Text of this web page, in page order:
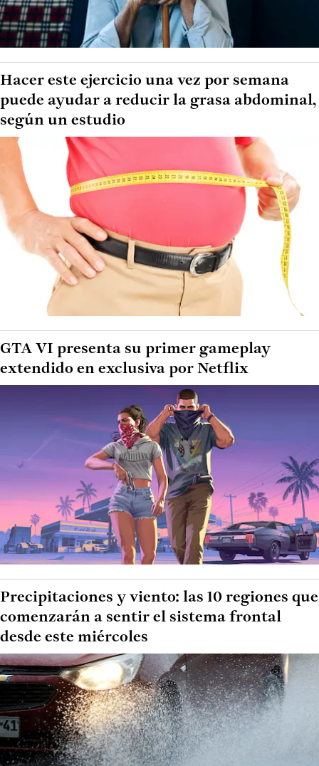
Hacer este ejercicio una vez por semana
puede ayudar a reducir la grasa abdominal,
según un estudio
GTA VI presenta su primer gameplay
extendido en exclusiva por Netflix
Precipitaciones y viento: las 10 regiones que
comenzarán a sentir el sistema frontal
desde este miércoles